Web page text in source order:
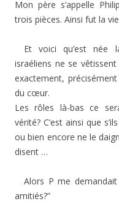
Mon père s’appelle
trois pièces. Ainsi fut la
Et voici qu’est née
israéliens ne se
exactement,
du cœur.
Les rôles là-bas ce
vérité? C’est ainsi que
ou bien encore ne le
disent …
Alors P me
amitiés?”